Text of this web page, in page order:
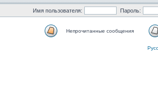
Имя пользователя: Пароль:
Непрочитанные сообщения